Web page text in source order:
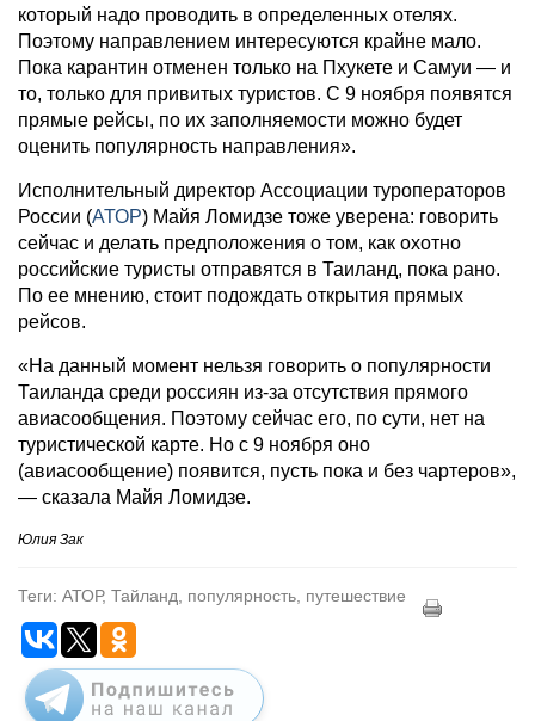
который надо проводить в определенных отелях.
Поэтому направлением интересуются крайне мало.
Пока карантин отменен только на Пхукете и Самуи — и
то, только для привитых туристов. С 9 ноября появятся
прямые рейсы, по их заполняемости можно будет
оценить популярность направления».
Исполнительный директор Ассоциации туроператоров
России (АТОР) Майя Ломидзе тоже уверена: говорить
сейчас и делать предположения о том, как охотно
российские туристы отправятся в Таиланд, пока рано.
По ее мнению, стоит подождать открытия прямых
рейсов.
«На данный момент нельзя говорить о популярности
Таиланда среди россиян из-за отсутствия прямого
авиасообщения. Поэтому сейчас его, по сути, нет на
туристической карте. Но с 9 ноября оно
(авиасообщение) появится, пусть пока и без чартеров»,
— сказала Майя Ломидзе.
Юлия Зак
Теги: АТОР, Тайланд, популярность, путешествие